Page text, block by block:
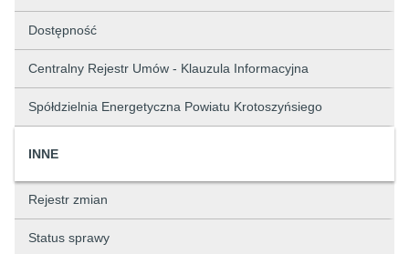
Dostępność
Centralny Rejestr Umów - Klauzula Informacyjna
Spółdzielnia Energetyczna Powiatu Krotoszyńsiego
INNE
Rejestr zmian
Status sprawy